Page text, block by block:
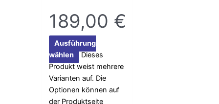
189,00 €
Ausführung
wählen
Dieses
Produkt weist mehrere
Varianten auf. Die
Optionen können auf
der Produktseite